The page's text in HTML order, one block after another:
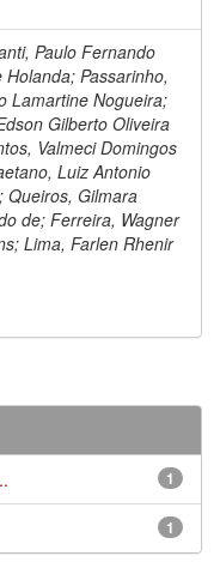
Paulo Fernando
Holanda; Passarinho,
Lamartine Nogueira;
Gilberto Oliveira
Valmeci Domingos
Luiz Antonio
Queiros, Gilmara
de; Ferreira, Wagner
Lima, Farlen Rhenir
1
1